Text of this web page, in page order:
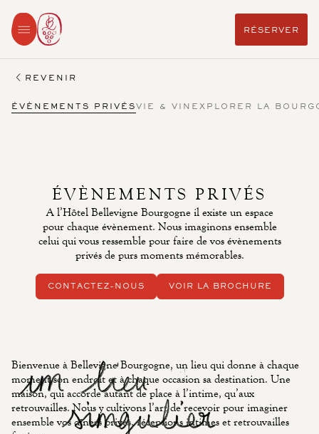
RÉSERVER
REVENIR
VIE & VIN EXPLORER LA
ÉVÈNEMENTS PRIVÉS
ÉVÈNEMENTS PRIVÉS
A l’Hôtel Bellevigne Bourgogne il existe un espace
pour chaque évènement. Nous imaginons ensemble
celui qui vous ressemble pour faire de vos évènements
privés de purs moments mémorables.
CONTACTEZ-NOUS VOIR LA BROCHURE
Bienvenue à Bellevigne Bourgogne, un lieu qui donne à chaque
moment son endroit et à chaque occasion sa destination. Une
maison, qui accorde autant de place à l’intime, qu’aux
retrouvailles. Nous y cultivons l’art de recevoir pour imaginer
ensemble vos dîners privés, réceptions intimes et retrouvailles